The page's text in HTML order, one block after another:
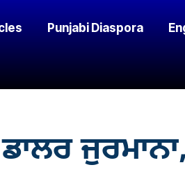
Punjabi Diaspora
ਜੁਰਮਾਨਾ,